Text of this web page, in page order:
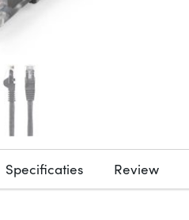
Specificaties Review